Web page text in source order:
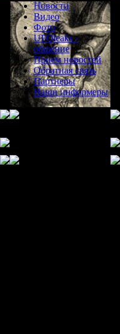
Новости
Видео
Фото
UFOleaks -
общение
Прием новостей
Обратная связь
Партнеры
Наши информеры